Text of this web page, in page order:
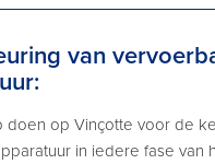
van
doen op Vinçotte voor de
in iedere fase van